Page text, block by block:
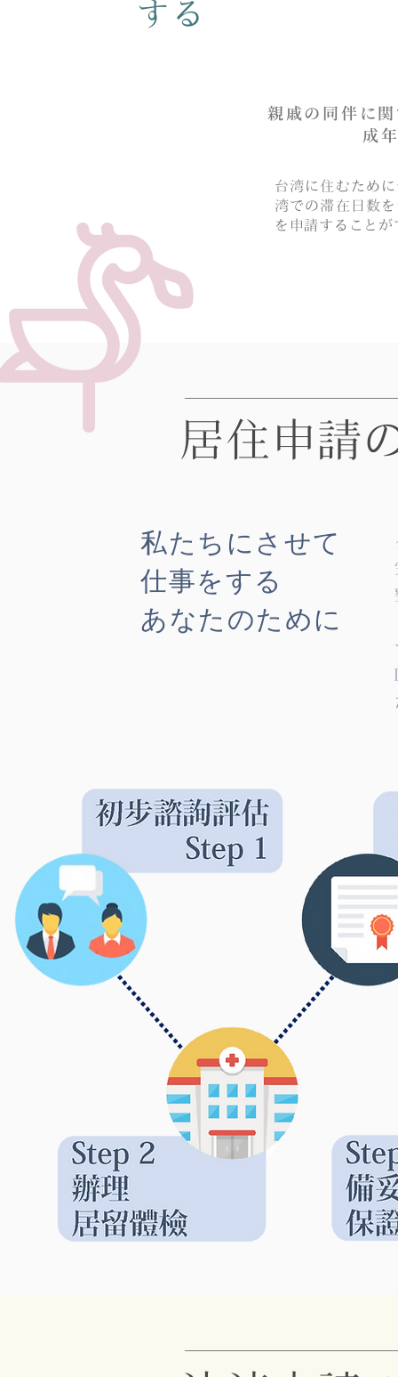
する
親戚の同伴に
成
台湾に住むため
湾での滞在日数
を申請すること
居住申請
私たちにさせて
仕事をする
​あなたのために